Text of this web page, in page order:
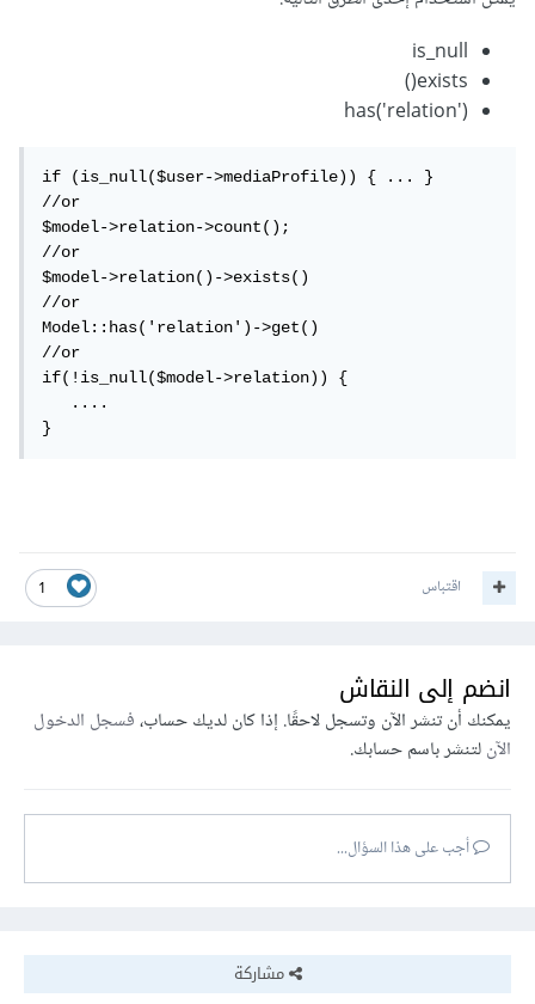
is_null
exists()
has('relation')
if (is_null($user->mediaProfile)) { ... }
//or
$model->relation->count();
//or
$model->relation()->exists()
//or
Model::has('relation')->get()
//or
if(!is_null($model->relation)) {
   ....
}
1 اقتباس
انضم إلى النقاش
يمكنك أن تنشر الآن وتسجل لاحقًا. إذا كان لديك حساب،فسجل الدخول
الآنلتنشر باسم حسابك.
أجب على هذا السؤال...
مشاركة